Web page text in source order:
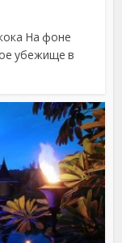
На фоне
убежище в